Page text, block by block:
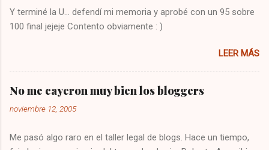
Dejo constancia de la solución por si alguien
más tiene el mismo problema, y también para
Y terminé la U... defendí mi memoria y aprobé con un 95 sobre
100 final jejeje Contento obviamente : )
LEER MÁS
No me cayeron muy bien los bloggers
noviembre 12, 2005
Me pasó algo raro en el taller legal de blogs. Hace un tiempo,